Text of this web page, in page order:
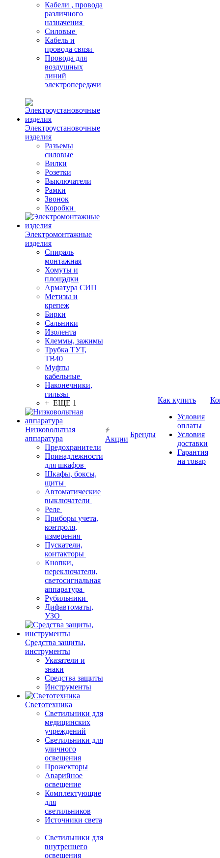
Кабели , провода
различного
назначения
Силовые
Кабель и
провода связи
Провода для
воздушных
линий
электропередачи
Электроустановочные
изделия
Разъемы
силовые
Вилки
Розетки
Выключатели
Рамки
Звонок
Коробки
Электромонтажные
изделия
Спираль
монтажная
Хомуты и
площадки
Арматура СИП
Метизы и
крепеж
Бирки
Сальники
Изолента
Клеммы, зажимы
Трубка ТУТ,
ТВ40
Муфты
кабельные
Наконечники,
гильзы
+ ЕЩЕ 1
Низковольтная
аппаратура
Предохранители
Принадлежности
для шкафов
Шкафы, боксы,
щиты
Автоматические
выключатели
Реле
Приборы учета,
контроля,
измерения
Пускатели,
контакторы
Кнопки,
переключатели,
светосигнальная
аппаратура
Рубильники
Дифавтоматы,
УЗО
Средства защиты,
инструменты
Указатели и
знаки
Средства защиты
Инструменты
Светотехника
Светильники для
медицинских
учреждений
Светильники для
уличного
освещения
Прожекторы
Аварийное
освещение
Комплектующие
для
светильников
Источники света
Светильники для
внутреннего
освещения
Акции
Бренды
Как купить
Условия
оплаты
Условия
доставки
Гарантия
на товар